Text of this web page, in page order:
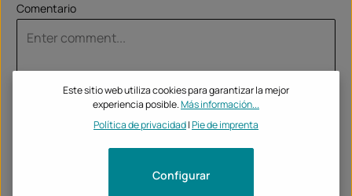
Comentario
%pPrivacyModalTagOpen%here.
Este sitio web utiliza cookies para garantizar la mejor
experiencia posible.Más información...
Política de privacidad|Pie de imprenta
Configurar